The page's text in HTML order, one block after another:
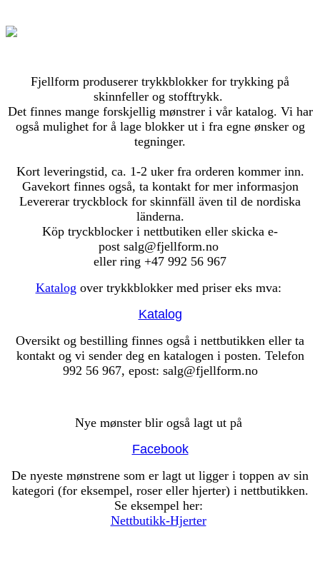
Fjellform produserer trykkblokker for trykking på
skinnfeller og stofftrykk.
Det finnes mange forskjellig mønstrer i vår katalog. Vi har
også mulighet for å lage blokker ut i fra egne ønsker og
tegninger.
Kort leveringstid, ca. 1-2 uker fra orderen kommer inn.
Gavekort finnes også, ta kontakt for mer informasjon
Levererar tryckblock for skinnfäll även til de nordiska
länderna.
Köp tryckblocker i nettbutiken eller skicka e-
post salg@fjellform.no
eller ring +47 992 56 967
Katalog over trykkblokker med priser eks mva:
Katalog
Oversikt og bestilling finnes også i nettbutikken eller ta
kontakt og vi sender deg en katalogen i posten. Telefon
992 56 967, epost: salg@fjellform.no
Nye mønster blir også lagt ut på
Facebook
De nyeste mønstrene som er lagt ut ligger i toppen av sin
kategori (for eksempel, roser eller hjerter) i nettbutikken.
Se eksempel her:
Nettbutikk-Hjerter